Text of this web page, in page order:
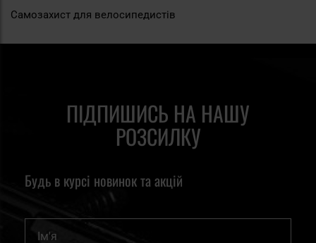
Самозахист для велосипедистів
ПІДПИШИСЬ НА НАШУ
РОЗСИЛКУ
Будь в курсі новинок та акцій